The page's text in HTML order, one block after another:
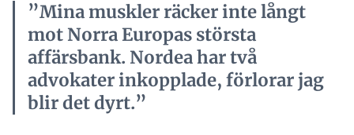
”Mina muskler räcker inte långt
mot Norra Europas största
affärsbank. Nordea har två
advokater inkopplade, förlorar jag
blir det dyrt.”